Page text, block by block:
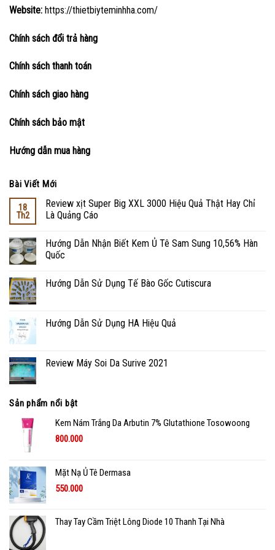
Website: https://thietbiyteminhha.com/
Chính sách đổi trả hàng
Chính sách thanh toán
Chính sách giao hàng
Chính sách bảo mật
Hướng dẫn mua hàng
Bài Viết Mới
18
Th2
Review xịt Super Big XXL 3000 Hiệu Quả Thật Hay Chỉ
Là Quảng Cáo
Hướng Dẫn Nhận Biết Kem Ủ Tê Sam Sung 10,56% Hàn
Quốc
Hướng Dẫn Sử Dụng Tế Bào Gốc Cutiscura
Hướng Dẫn Sử Dụng HA Hiệu Quả
Review Máy Soi Da Surive 2021
Sản phẩm nổi bật
Kem Nám Trắng Da Arbutin 7% Glutathione Tosowoong
800.000
Mặt Nạ Ủ Tê Dermasa
550.000
Thay Tay Cầm Triệt Lông Diode 10 Thanh Tại Nhà